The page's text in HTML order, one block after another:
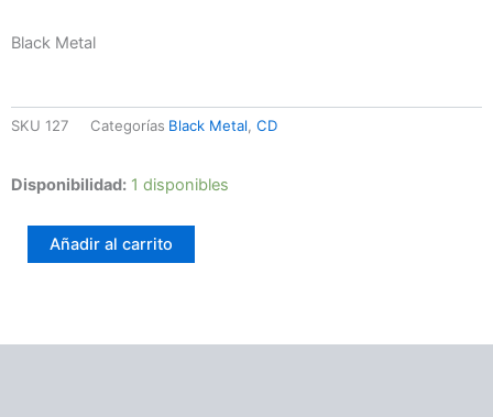
Black Metal
SKU 127 Categorías Black Metal, CD
Disponibilidad: 1 disponibles
Ehlder
Cage
Creation
Añadir al carrito